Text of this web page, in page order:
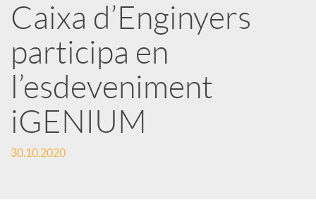
r
x
e
s
Caixa d’Enginyers
participa en
l’esdeveniment
iGENIUM
30.10.2020